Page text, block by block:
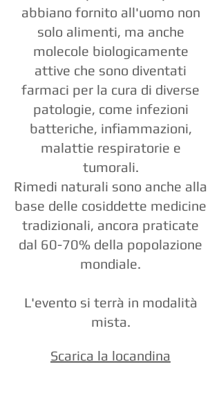
abbiano fornito all'uomo non
solo alimenti, ma anche
molecole biologicamente
attive che sono diventati
farmaci per la cura di diverse
patologie, come infezioni
batteriche, infiammazioni,
malattie respiratorie e
tumorali.
Rimedi naturali sono anche alla
base delle cosiddette medicine
tradizionali, ancora praticate
dal 60-70% della popolazione
mondiale.
L'evento si terrà in modalità
mista.
Scarica la locandina